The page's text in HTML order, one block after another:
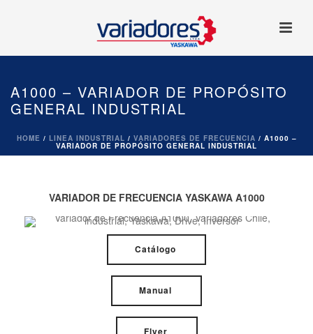
A1000 – VARIADOR DE PROPÓSITO
GENERAL INDUSTRIAL
HOME / LINEA INDUSTRIAL / VARIADORES DE FRECUENCIA / A1000 –
VARIADOR DE PROPÓSITO GENERAL INDUSTRIAL
VARIADOR DE FRECUENCIA YASKAWA A1000
Catálogo
Manual
Flyer